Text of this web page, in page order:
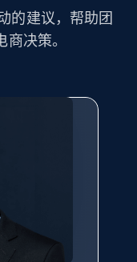
Seller rating,
category, and
using
rating,
category, and
的建议，帮助团
决策。